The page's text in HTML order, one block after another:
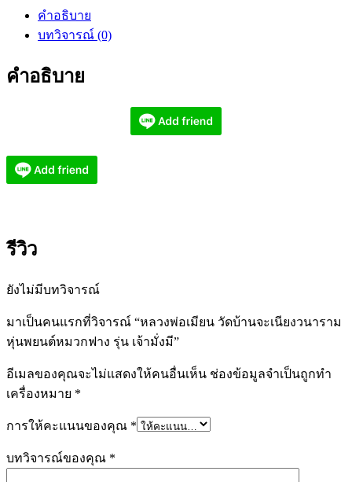
คำอธิบาย
บทวิจารณ์ (0)
คำอธิบาย
รีวิว
ยังไม่มีบทวิจารณ์
มาเป็นคนแรกที่วิจารณ์ “หลวงพ่อเมียน วัดบ้านจะเนียงวนาราม
หุ่นพยนต์หมวกฟาง รุ่น เจ้ามั่งมี”
อีเมลของคุณจะไม่แสดงให้คนอื่นเห็น ช่องข้อมูลจำเป็นถูกทำ
เครื่องหมาย *
การให้คะแนนของคุณ *
บทวิจารณ์ของคุณ *